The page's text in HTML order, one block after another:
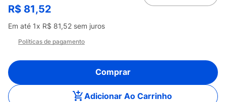
R$ 81,52
Em até 1x R$ 81,52 sem juros
Políticas de pagamento
Comprar
Adicionar Ao Carrinho